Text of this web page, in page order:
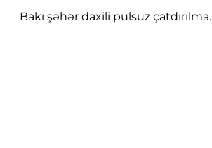
Bakı şəhər daxili pulsuz çatdırılma.